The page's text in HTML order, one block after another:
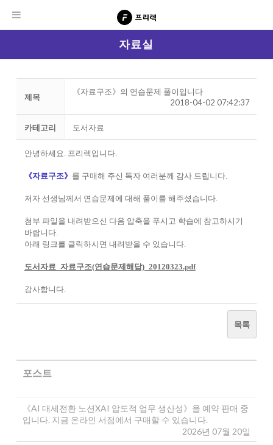
자료실
제목
《자료구조》의 연습문제 풀이입니다
2018-04-02 07:42:37
카테고리 도서자료
안녕하세요. 프리렉입니다.
《자료구조》 를 구매해 주신 독자 여러분께 감사 드립니다.
저자 선생님께서 연습문제에 대해 풀이를 해주셨습니다.
첨부 파일을 내려받으신 다음 압축을 푸시고 학습에 참고하시기
바랍니다.
아래 링크를 클릭하시면 내려받을 수 있습니다.
도서자료_자료구조(연습문제해답)_20120323.pdf
감사합니다.
목록
포스트
《AI 대세전환 노션XAI 압도적 업무 생산성》을 예약 판매 중
입니다. 지금 온라인 서점에서 구매할 수 있습니다.
2026년 07월 20일